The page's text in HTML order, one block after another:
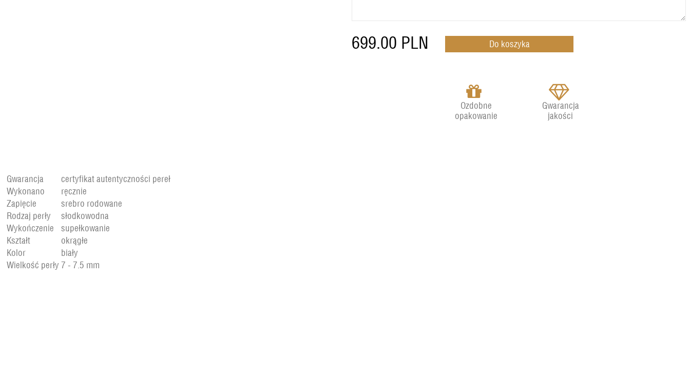
699.00 PLN
Ozdobne
opakowanie
Gwarancja
jakości
Gwarancja
certyfikat autentyczności pereł
Wykonano
ręcznie
Zapięcie
srebro rodowane
Rodzaj perły
słodkowodna
Wykończenie
supełkowanie
Kształt
okrągłe
Kolor
biały
Wielkość perły 7 - 7.5 mm